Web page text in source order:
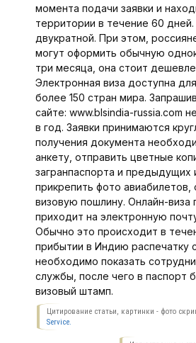
момента подачи заявки и
территории в течение 60 дней.
двукратной. При этом,
могут оформить обычную
три месяца, она стоит
Электронная виза доступна
более 150 стран мира.
сайте: www.blsindia-russia.com
в год. Заявки принимаются
получения документа
анкету, отправить цветные
загранпаспорта и предыдущих
прикрепить фото авиабилетов,
визовую пошлину. Онлайн-виза
приходит на электронную
Обычно это происходит в
прибытии в Индию распечатку
необходимо показать
службы, после чего в паспорт
визовый штамп.
Цитирование статьи, картинки - фото
Service.